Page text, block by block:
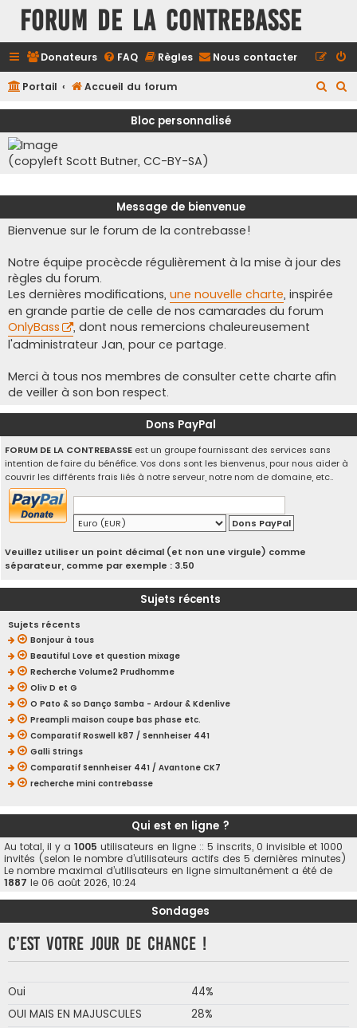
FORUM DE LA CONTREBASSE
Donateurs FAQ Règles Nous contacter
Portail Accueil du forum
e
e
Bloc personnalisé
(copyleft Scott Butner, CC-BY-SA)
Message de bienvenue
Bienvenue sur le forum de la contrebasse!
Notre équipe procècde régulièrement à la mise à jour des
règles du forum.
Les dernières modifications, une nouvelle charte, inspirée
en grande partie de celle de nos camarades du forum
OnlyBass
, dont nous remercions chaleureusement
l'administrateur Jan, pour ce partage.
Merci à tous nos membres de consulter cette charte afin
de veiller à son bon respect.
Dons PayPal
FORUM DE LA CONTREBASSE est un groupe fournissant des services sans
intention de faire du bénéfice. Vos dons sont les bienvenus, pour nous aider à
couvrir les différents frais liés à notre serveur, notre nom de domaine, etc..
Veuillez utiliser un point décimal (et non une virgule) comme
séparateur, comme par exemple : 3.50
Sujets récents
Sujets récents
Bonjour à tous
Beautiful Love et question mixage
Recherche Volume2 Prudhomme
Oliv D et G
O Pato & so Danço Samba - Ardour & Kdenlive
Preampli maison coupe bas phase etc.
Comparatif Roswell k87 / Sennheiser 441
Galli Strings
Comparatif Sennheiser 441 / Avantone CK7
recherche mini contrebasse
Qui est en ligne ?
Au total, il y a 1005 utilisateurs en ligne :: 5 inscrits, 0 invisible et 1000
invités (selon le nombre d’utilisateurs actifs des 5 dernières minutes)
Le nombre maximal d’utilisateurs en ligne simultanément a été de
1887 le 06 août 2026, 10:24
Sondages
C’est votre jour de chance !
Oui
44%
OUI MAIS EN MAJUSCULES
28%